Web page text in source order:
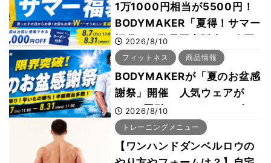
1万1000円相当が5500円！
BODYMAKER「夏得！サマー
福袋」を数量限定販売 次回
使える1000円OFFクーポン
も
2026/8/10
フィットネス 商品情報
BODYMAKERが「夏のお盆感
謝祭」開催 人気ウェアが
1000円引き、UVクールポン
チョは半額の990円に
2026/8/10
トレーニングメニュー
【ワンハンドダンベルロウの